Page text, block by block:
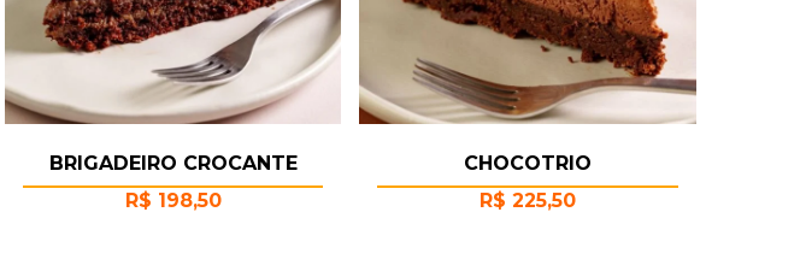
BRIGADEIRO CROCANTE
R$ 198,50
CHOCOTRIO
R$ 225,50